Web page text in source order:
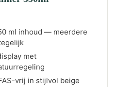
ml inhoud — meerdere
met
vrij in stijlvol beige